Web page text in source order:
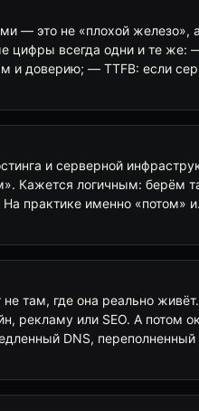
— это не «плохой железо»,
цифры всегда одни и те же:
и доверию; — TTFB: если
и серверной
Кажется логичным: берём
практике именно «потом»
там, где она реально
рекламу или SEO. А потом
DNS,